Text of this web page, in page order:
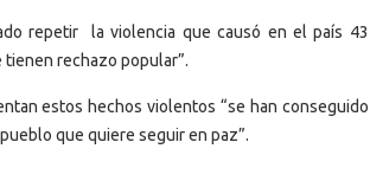
repetir la violencia que causó en el país 43
tienen rechazo popular”.
estos hechos violentos “se han conseguido
que quiere seguir en paz”.